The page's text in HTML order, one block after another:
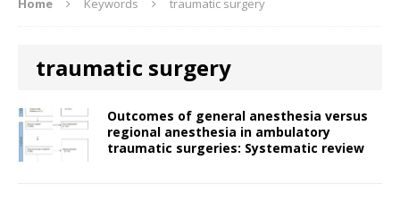
Home Keywords traumatic surgery
traumatic surgery
Outcomes of general anesthesia versus
regional anesthesia in ambulatory
traumatic surgeries: Systematic review